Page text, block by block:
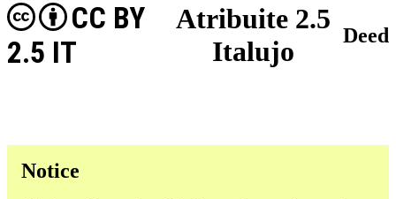
Atribuite 2.5
Italujo
CC BY
2.5 IT
Deed
Notice